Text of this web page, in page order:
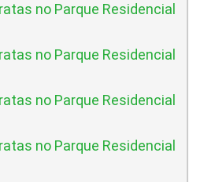
no Parque Residencial
no Parque Residencial
no Parque Residencial
no Parque Residencial